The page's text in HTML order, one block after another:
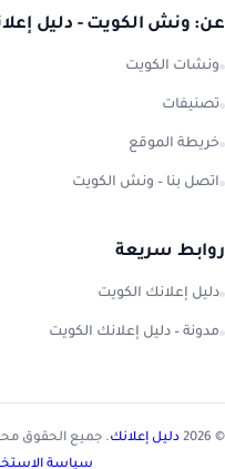
عن: ونش الكويت - دليل
ونشات الكويت
تصنيفات
خريطة الموقع
اتصل بنا – ونش الكويت
روابط سريعة
دليل إعلانك الكويت
مدونة – دليل إعلانك الكويت
© 2026 دليل إعلانك. جميع الحقوق
سياسة